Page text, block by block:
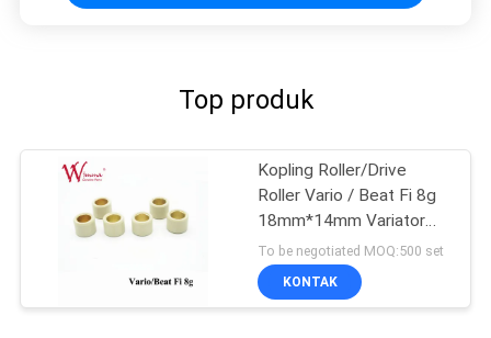
Top produk
Kopling Roller/Drive
Roller Vario / Beat Fi 8g
18mm*14mm Variator
Karet & Paduan
To be negotiated MOQ:500 set
KONTAK